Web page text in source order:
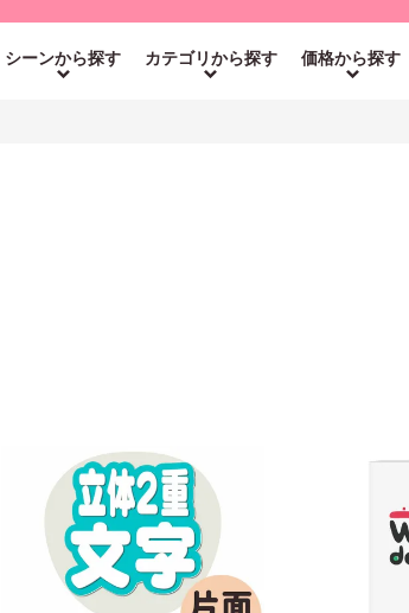
シーンから探す カテゴリから探す 価格から探す